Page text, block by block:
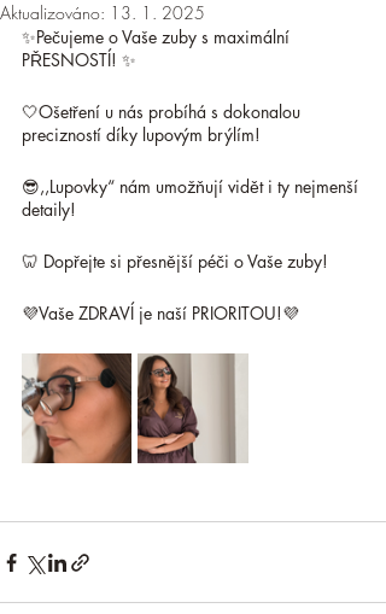
Aktualizováno: 13. 1. 2025
✨Pečujeme o Vaše zuby s maximální
PŘESNOSTÍ! ✨
🤍Ošetření u nás probíhá s dokonalou
precizností díky lupovým brýlím!
😎,,Lupovky“ nám umožňují vidět i ty nejmenší
detaily!
🦷 Dopřejte si přesnější péči o Vaše zuby!
💜Vaše ZDRAVÍ je naší PRIORITOU!💜